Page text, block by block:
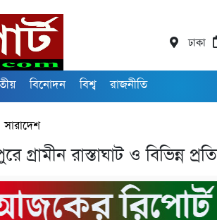
ঢাকা
বিনোদন বিশ্ব রাজনীতি
সারাদেশ
গ্রামীন রাস্তাঘাট ও বিভিন্ন